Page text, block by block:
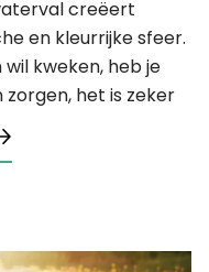
creëert
en kleurrijke sfeer.
wil kweken, heb je
zorgen, het is zeker